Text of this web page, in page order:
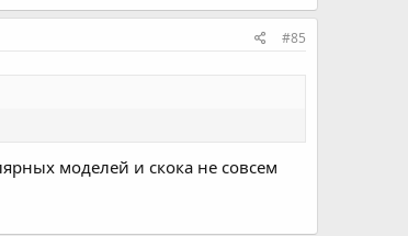
#85
моделей и скока не совсем